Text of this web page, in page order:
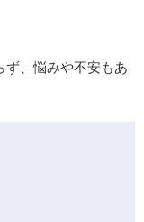
ず、悩みや不安もあ